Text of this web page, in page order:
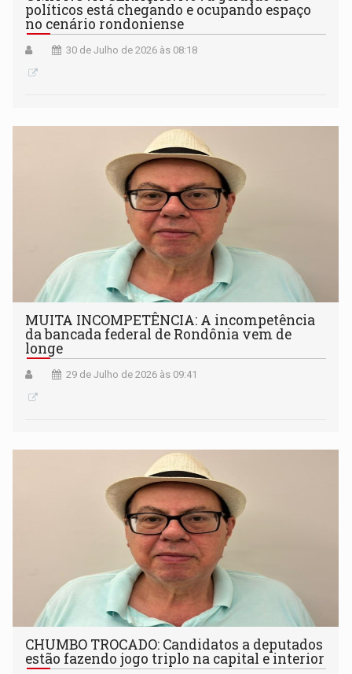
políticos está chegando e ocupando espaço
no cenário rondoniense
30 de Julho de 2026 às 08:18
MUITA INCOMPETÊNCIA: A incompetência
da bancada federal de Rondônia vem de
longe
29 de Julho de 2026 às 09:41
CHUMBO TROCADO: Candidatos a deputados
estão fazendo jogo triplo na capital e interior